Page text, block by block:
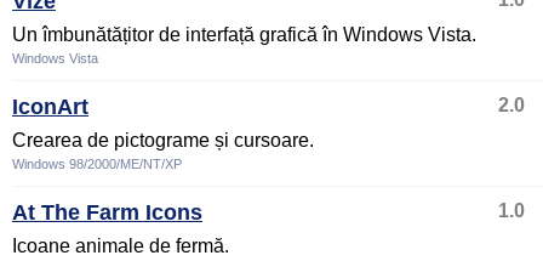
Un îmbunătățitor de interfață grafică în Windows Vista.
Windows Vista
IconArt
2.0
Crearea de pictograme și cursoare.
Windows 98/2000/ME/NT/XP
At The Farm Icons
1.0
Icoane animale de fermă.